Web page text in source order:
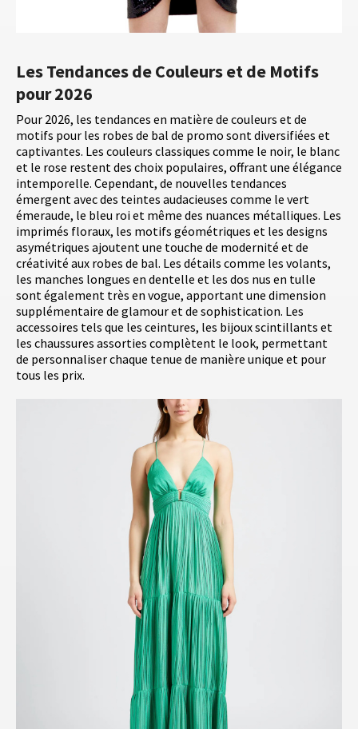
Les Tendances de Couleurs et de Motifs
pour 2026
Pour 2026, les tendances en matière de couleurs et de
motifs pour les robes de bal de promo sont diversifiées et
captivantes. Les couleurs classiques comme le noir, le blanc
et le rose restent des choix populaires, offrant une élégance
intemporelle. Cependant, de nouvelles tendances
émergent avec des teintes audacieuses comme le vert
émeraude, le bleu roi et même des nuances métalliques. Les
imprimés floraux, les motifs géométriques et les designs
asymétriques ajoutent une touche de modernité et de
créativité aux robes de bal. Les détails comme les volants,
les manches longues en dentelle et les dos nus en tulle
sont également très en vogue, apportant une dimension
supplémentaire de glamour et de sophistication. Les
accessoires tels que les ceintures, les bijoux scintillants et
les chaussures assorties complètent le look, permettant
de personnaliser chaque tenue de manière unique et pour
tous les prix.